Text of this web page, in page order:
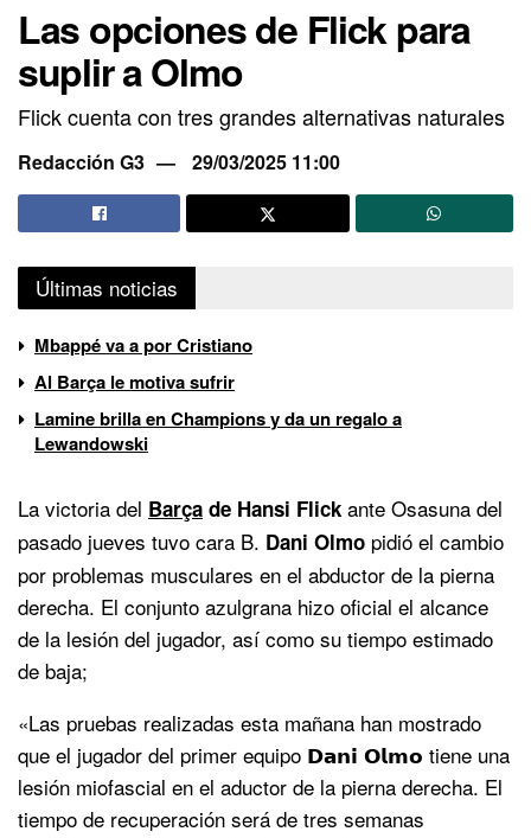
Las opciones de Flick para
suplir a Olmo
Flick cuenta con tres grandes alternativas naturales
Redacción G3 29/03/2025 11:00
Últimas noticias
Mbappé va a por Cristiano
Al Barça le motiva sufrir
Lamine brilla en Champions y da un regalo a
Lewandowski
La victoria del Barça de Hansi Flick ante Osasuna del
pasado jueves tuvo cara B. Dani Olmo pidió el cambio
por problemas musculares en el abductor de la pierna
derecha. El conjunto azulgrana hizo oficial el alcance
de la lesión del jugador, así como su tiempo estimado
de baja;
«Las pruebas realizadas esta mañana han mostrado
que el jugador del primer equipo 𝗗𝗮𝗻𝗶 𝗢𝗹𝗺𝗼 tiene una
lesión miofascial en el aductor de la pierna derecha. El
tiempo de recuperación será de tres semanas